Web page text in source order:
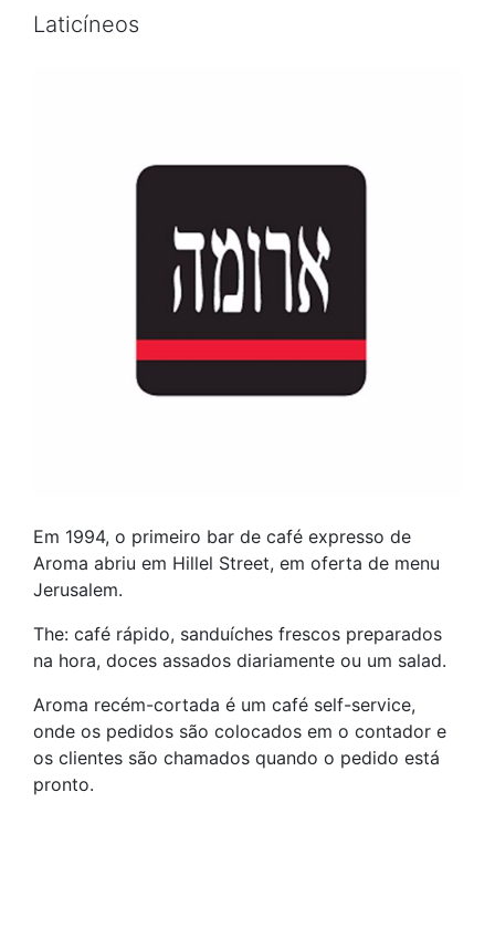
Laticíneos
Em 1994, o primeiro bar de café expresso de
Aroma abriu em Hillel Street, em oferta de menu
Jerusalem.
The: café rápido, sanduíches frescos preparados
na hora, doces assados ​​diariamente ou um salad.
Aroma recém-cortada é um café self-service,
onde os pedidos são colocados em o contador e
os clientes são chamados quando o pedido está
pronto.